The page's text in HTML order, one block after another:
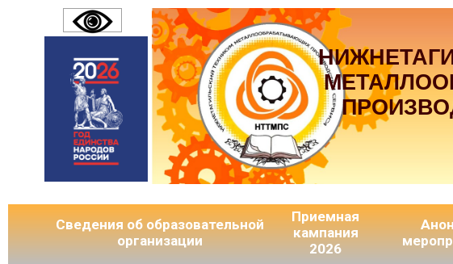
Сведения об образовательной
организации
Приемная
кампания
2026